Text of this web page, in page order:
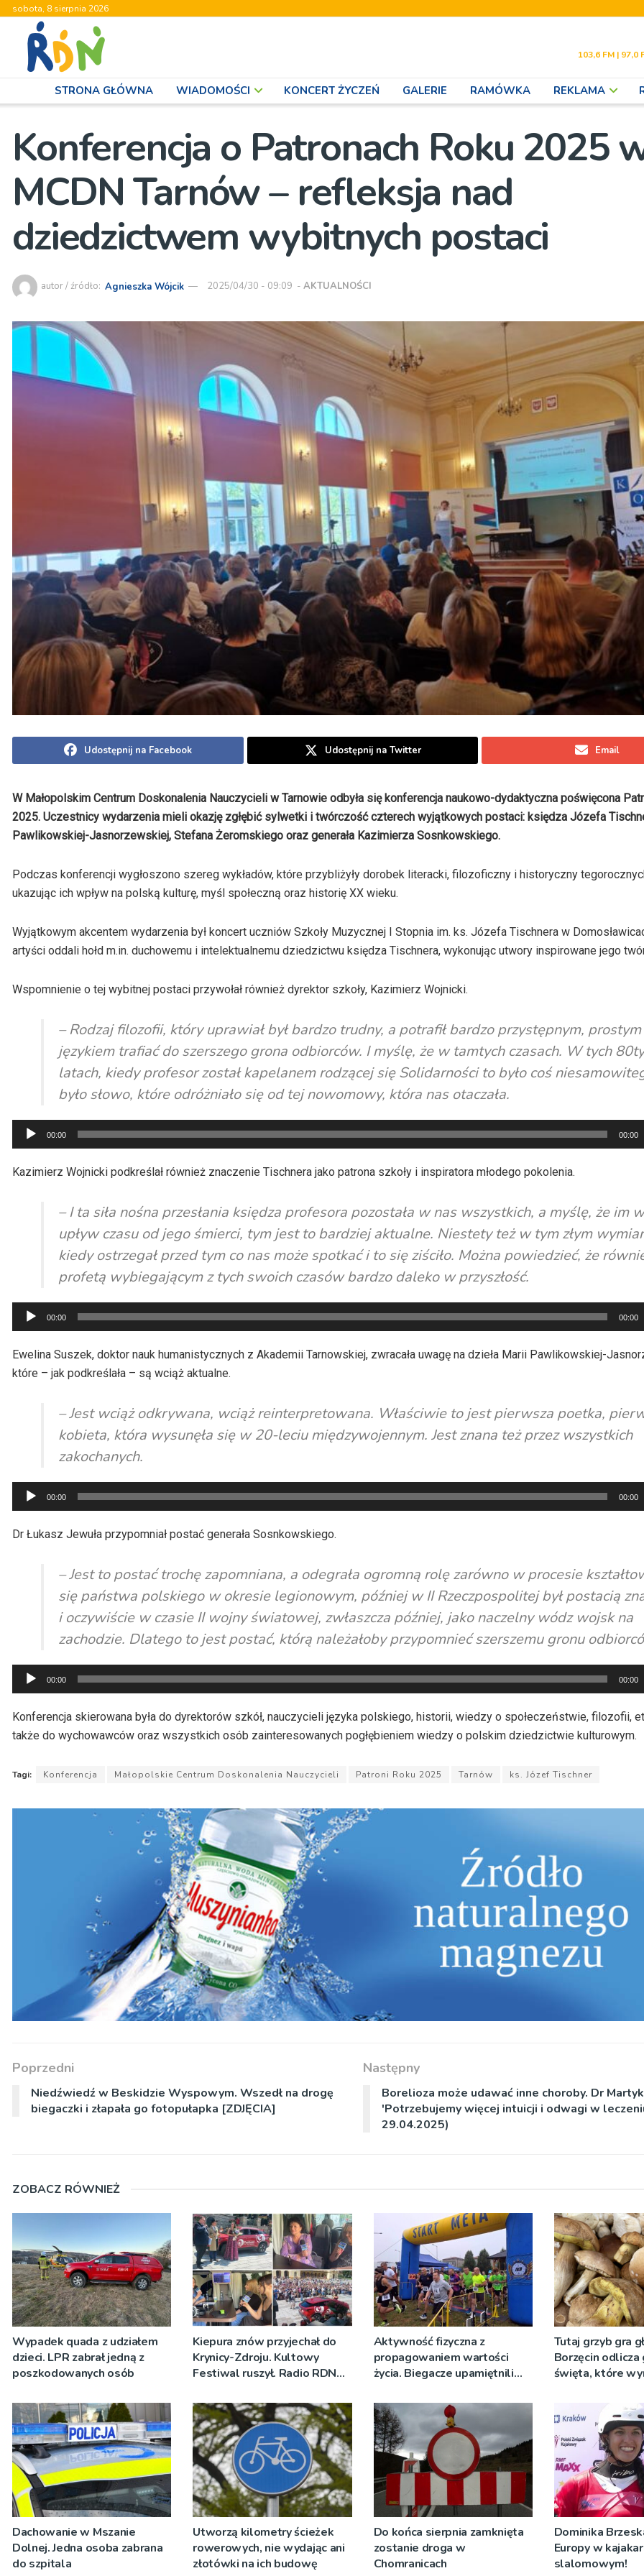
sobota, 8 sierpnia 2026
103,6 FM | 97,0
STRONA GŁÓWNA WIADOMOŚCI KONCERT ŻYCZEŃ GALERIE RAMÓWKA REKLAMA
Konferencja o Patronach Roku 2025
MCDN Tarnów – refleksja nad
dziedzictwem wybitnych postaci
autor / źródło: Agnieszka Wójcik 2025/04/30 - 09:09 - AKTUALNOŚCI
Udostępnij na Facebook Udostępnij na Twitter Email
W Małopolskim Centrum Doskonalenia Nauczycieli w Tarnowie odbyła się konferencja naukowo-dydaktyczna poświęcona
2025. Uczestnicy wydarzenia mieli okazję zgłębić sylwetki i twórczość czterech wyjątkowych postaci: księdza Józefa
Pawlikowskiej-Jasnorzewskiej, Stefana Żeromskiego oraz generała Kazimierza Sosnkowskiego.
Podczas konferencji wygłoszono szereg wykładów, które przybliżyły dorobek literacki, filozoficzny i historyczny
ukazując ich wpływ na polską kulturę, myśl społeczną oraz historię XX wieku.
Wyjątkowym akcentem wydarzenia był koncert uczniów Szkoły Muzycznej I Stopnia im. ks. Józefa Tischnera w
artyści oddali hołd m.in. duchowemu i intelektualnemu dziedzictwu księdza Tischnera, wykonując utwory inspirowane jego
Wspomnienie o tej wybitnej postaci przywołał również dyrektor szkoły, Kazimierz Wojnicki.
– Rodzaj filozofii, który uprawiał był bardzo trudny, a potrafił bardzo przystępnym, prostym
językiem trafiać do szerszego grona odbiorców. I myślę, że w tamtych czasach. W tych
latach, kiedy profesor został kapelanem rodzącej się Solidarności to było coś
było słowo, które odróżniało się od tej nowomowy, która nas otaczała.
Odtwarzacz
plików
dźwiękowych
00:00 00:00
Kazimierz Wojnicki podkreślał również znaczenie Tischnera jako patrona szkoły i inspiratora młodego pokolenia.
– I ta siła nośna przesłania księdza profesora pozostała w nas wszystkich, a myślę, że im
upływ czasu od jego śmierci, tym jest to bardziej aktualne. Niestety też w tym złym
kiedy ostrzegał przed tym co nas może spotkać i to się ziściło. Można powiedzieć, że
profetą wybiegającym z tych swoich czasów bardzo daleko w przyszłość.
Odtwarzacz
plików
dźwiękowych
00:00 00:00
Ewelina Suszek, doktor nauk humanistycznych z Akademii Tarnowskiej, zwracała uwagę na dzieła Marii Pawlikowskiej-
które – jak podkreślała – są wciąż aktualne.
– Jest wciąż odkrywana, wciąż reinterpretowana. Właściwie to jest pierwsza poetka,
kobieta, która wysunęła się w 20-leciu międzywojennym. Jest znana też przez wszystkich
zakochanych.
Odtwarzacz
plików
dźwiękowych
00:00 00:00
Dr Łukasz Jewuła przypomniał postać generała Sosnkowskiego.
– Jest to postać trochę zapomniana, a odegrała ogromną rolę zarówno w procesie
się państwa polskiego w okresie legionowym, później w II Rzeczpospolitej był postacią
i oczywiście w czasie II wojny światowej, zwłaszcza później, jako naczelny wódz wojsk na
zachodzie. Dlatego to jest postać, którą należałoby przypomnieć szerszemu gronu
Odtwarzacz
plików
dźwiękowych
00:00 00:00
Konferencja skierowana była do dyrektorów szkół, nauczycieli języka polskiego, historii, wiedzy o społeczeństwie, filozofii,
także do wychowawców oraz wszystkich osób zainteresowanych pogłębieniem wiedzy o polskim dziedzictwie kulturowym.
Tagi: Konferencja Małopolskie Centrum Doskonalenia Nauczycieli Patroni Roku 2025 Tarnów ks. Józef Tischner
Poprzedni
Niedźwiedź w Beskidzie Wyspowym. Wszedł na drogę
biegaczki i złapała go fotopułapka [ZDJĘCIA]
Następny
Borelioza może udawać inne choroby. Dr
'Potrzebujemy więcej intuicji i odwagi w
29.04.2025)
ZOBACZ RÓWNIEŻ
Wypadek quada z udziałem
dzieci. LPR zabrał jedną z
poszkodowanych osób
Kiepura znów przyjechał do
Krynicy-Zdroju. Kultowy
Festiwal ruszył. Radio RDN
[ZDJĘCIA]
Aktywność fizyczna z
propagowaniem wartości
życia. Biegacze upamiętnili
Tutaj grzyb gra
Borzęcin odlicza
święta, które
Dachowanie w Mszanie
Dolnej. Jedna osoba zabrana
do szpitala
Utworzą kilometry ścieżek
rowerowych, nie wydając ani
złotówki na ich budowę
Do końca sierpnia zamknięta
zostanie droga w
Chomranicach
Dominika
Europy w
slalomowym!